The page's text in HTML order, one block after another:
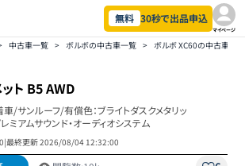
無料 30秒で出品申込
マイページ
中古車一覧 > ボルボの中古車一覧 > ボルボ XC60の中古車一覧
ト B5 AWD
/サンルーフ/有償色：ブライトダスクメタリッ
アムサウンド・オーディオシステム
|最終更新2026/08/04 12:32:00